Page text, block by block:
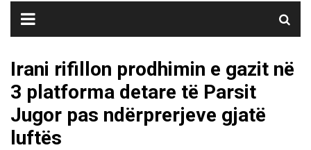
Irani rifillon prodhimin e gazit në
3 platforma detare të Parsit
Jugor pas ndërprerjeve gjatë
luftës